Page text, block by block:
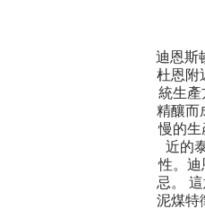
迪恩斯
杜恩附
統生產
精釀而
慢的生
近的
性。迪
忌。
泥煤特